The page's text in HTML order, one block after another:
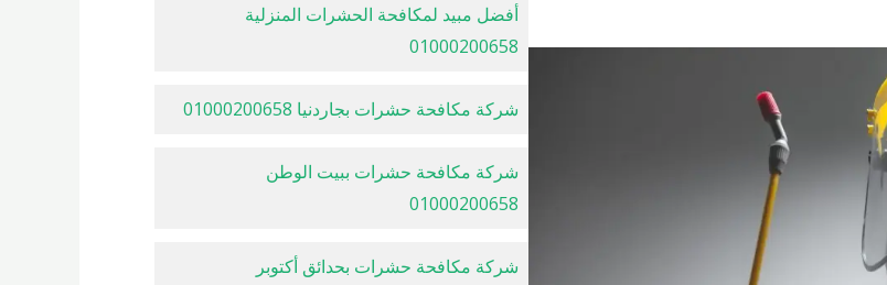
أفضل مبيد لمكافحة الحشرات المنزلية
01000200658
شركة مكافحة حشرات بجاردنيا 01000200658
شركة مكافحة حشرات ببيت الوطن
01000200658
شركة مكافحة حشرات بحدائق أكتوبر